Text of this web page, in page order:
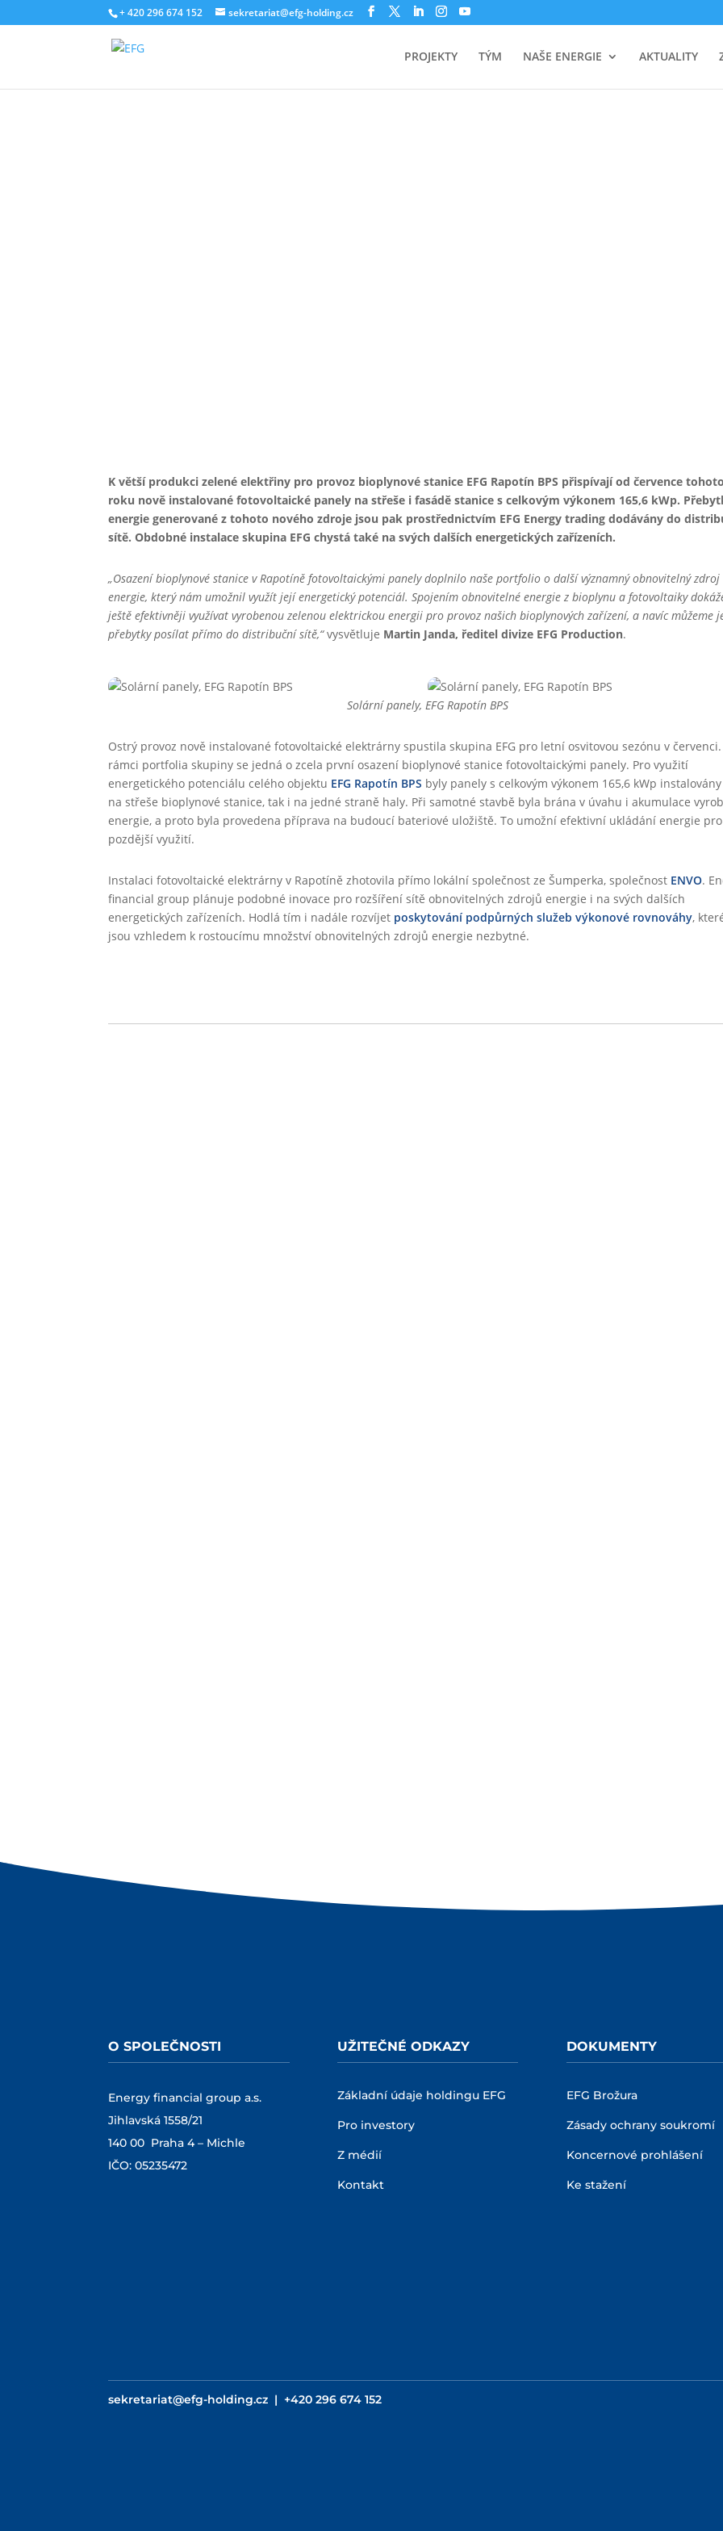
+ 420 296 674 152 sekretariat@efg-holding.cz
PROJEKTY TÝM NAŠE ENERGIE AKTUALITY
K větší produkci zelené elektřiny pro provoz bioplynové stanice EFG Rapotín BPS přispívají od července tohoto
roku nově instalované fotovoltaické panely na střeše i fasádě stanice s celkovým výkonem 165,6 kWp.
energie generované z tohoto nového zdroje jsou pak prostřednictvím EFG Energy trading dodávány do
sítě. Obdobné instalace skupina EFG chystá také na svých dalších energetických zařízeních.
„Osazení bioplynové stanice v Rapotíně fotovoltaickými panely doplnilo naše portfolio o další významný obnovitelný zdroj
energie, který nám umožnil využít její energetický potenciál. Spojením obnovitelné energie z bioplynu a fotovoltaiky
ještě efektivněji využívat vyrobenou zelenou elektrickou energii pro provoz našich bioplynových zařízení, a navíc můžeme
přebytky posílat přímo do distribuční sítě,“vysvětluje Martin Janda, ředitel divize EFG Production.
Solární panely, EFG Rapotín BPS
Ostrý provoz nově instalované fotovoltaické elektrárny spustila skupina EFG pro letní osvitovou sezónu v červenci.
rámci portfolia skupiny se jedná o zcela první osazení bioplynové stanice fotovoltaickými panely. Pro využití
energetického potenciálu celého objektu EFG Rapotín BPS byly panely s celkovým výkonem 165,6 kWp
na střeše bioplynové stanice, tak i na jedné straně haly. Při samotné stavbě byla brána v úvahu i akumulace
energie, a proto byla provedena příprava na budoucí bateriové uložiště. To umožní efektivní ukládání energie pro
pozdější využití.
Instalaci fotovoltaické elektrárny v Rapotíně zhotovila přímo lokální společnost ze Šumperka, společnost ENVO.
financial group plánuje podobné inovace pro rozšíření sítě obnovitelných zdrojů energie i na svých dalších
energetických zařízeních. Hodlá tím i nadále rozvíjet poskytování podpůrných služeb výkonové rovnováhy,
jsou vzhledem k rostoucímu množství obnovitelných zdrojů energie nezbytné.
O SPOLEČNOSTI
Energy financial group a.s.
Jihlavská 1558/21
140 00 Praha 4 – Michle
IČO: 05235472
UŽITEČNÉ ODKAZY
Základní údaje holdingu EFG
Pro investory
Z médií
Kontakt
DOKUMENTY
EFG Brožura
Zásady ochrany soukromí
Koncernové prohlášení
Ke stažení
sekretariat@efg-holding.cz | +420 296 674 152